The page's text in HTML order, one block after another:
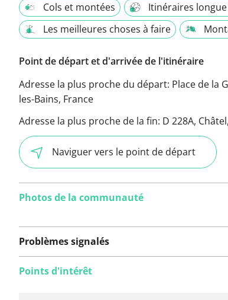
Cols et montées
Itinéraires
Les meilleures choses à faire
Point de départ et d'arrivée de l'itinéraire
Adresse la plus proche du départ: Place de la
les-Bains, France
Adresse la plus proche de la fin: D 228A,
Naviguer vers le point de départ
Photos de la communauté
Problèmes signalés
Points d'intérêt